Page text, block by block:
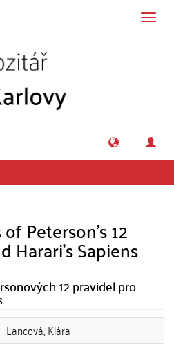
Peterson's 12
Harari's Sapiens
12 pravidel pro
Lancová, Klára